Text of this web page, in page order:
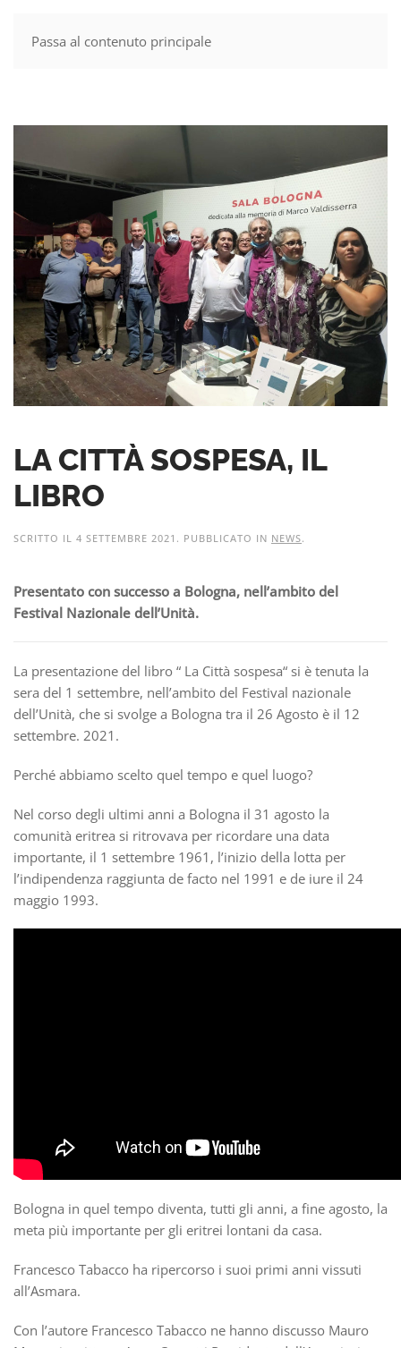
Passa al contenuto principale
MENU
LA CITTÀ SOSPESA, IL
LIBRO
SCRITTO IL 4 SETTEMBRE 2021 . PUBBLICATO IN NEWS.
Presentato con successo a Bologna, nell’ambito del
Festival Nazionale dell’Unità.
La presentazione del libro “ La Città sospesa“ si è tenuta la
sera del 1 settembre, nell’ambito del Festival nazionale
dell’Unità, che si svolge a Bologna tra il 26 Agosto è il 12
settembre. 2021.
Perché abbiamo scelto quel tempo e quel luogo?
Nel corso degli ultimi anni a Bologna il 31 agosto la
comunità eritrea si ritrovava per ricordare una data
importante, il 1 settembre 1961, l’inizio della lotta per
l’indipendenza raggiunta de facto nel 1991 e de iure il 24
maggio 1993.
Bologna in quel tempo diventa, tutti gli anni, a fine agosto, la
meta più importante per gli eritrei lontani da casa.
Francesco Tabacco ha ripercorso i suoi primi anni vissuti
all’Asmara.
Con l’autore Francesco Tabacco ne hanno discusso Mauro